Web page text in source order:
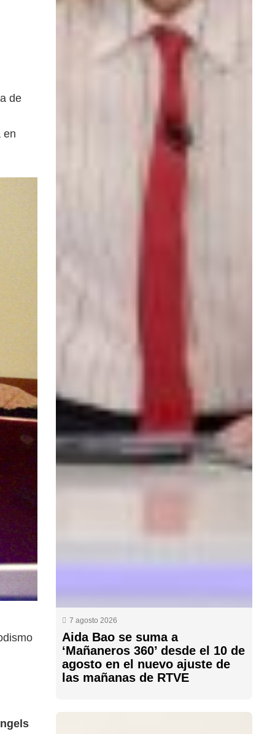
de
en
7 agosto 2026
Aida Bao se suma a
‘Mañaneros 360’ desde el 10 de
agosto en el nuevo ajuste de
las mañanas de RTVE